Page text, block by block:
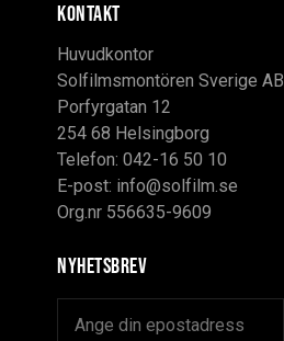
KONTAKT
Huvudkontor
Solfilmsmontören Sverige AB
Porfyrgatan 12
254 68 Helsingborg
Telefon: 042-16 50 10
E-post: info@solfilm.se
Org.nr 556635-9609
Nyhetsbrev